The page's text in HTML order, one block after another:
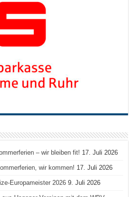
– wir bleiben fit! 17. Juli 2026
wir kommen! 17. Juli 2026
Europameister 2026 9. Juli 2026